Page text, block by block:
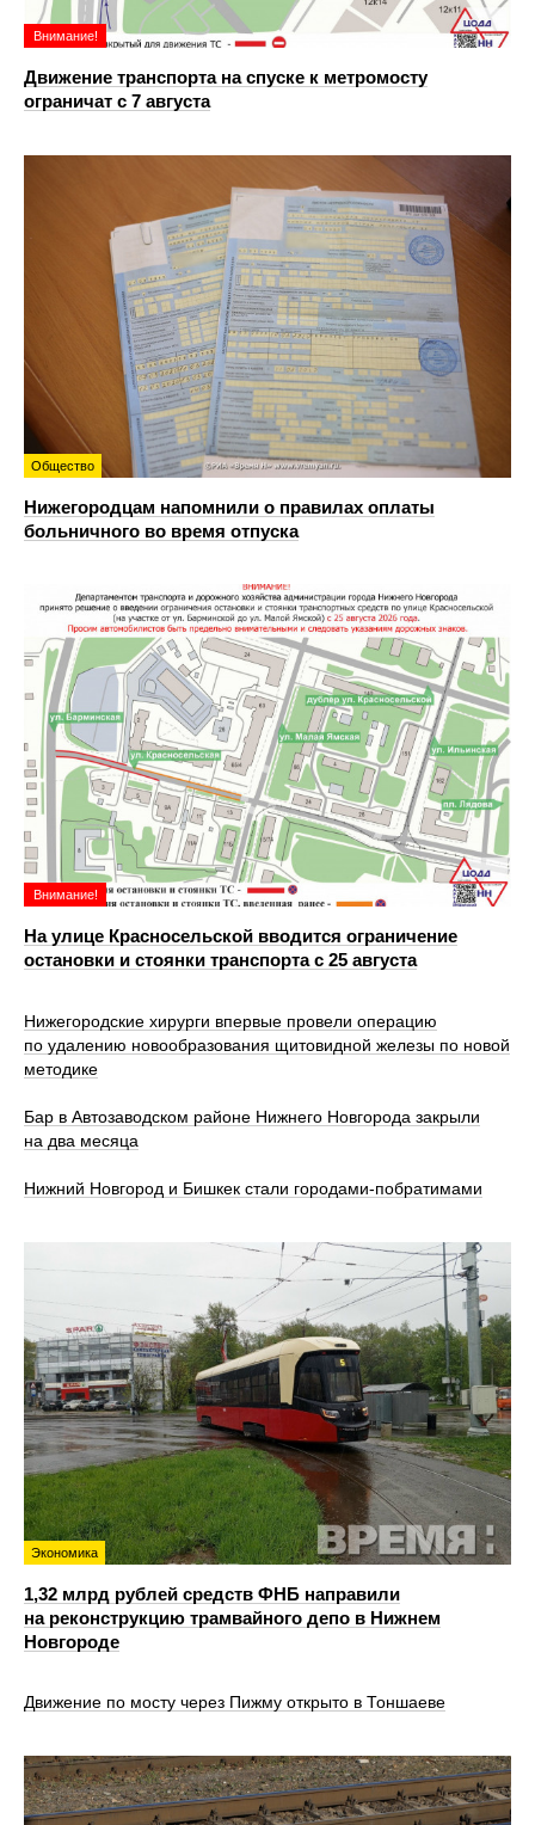
Внимание!
Движение транспорта на спуске к метромосту
ограничат с 7 августа
Общество
Нижегородцам напомнили о правилах оплаты
больничного во время отпуска
Внимание!
На улице Красносельской вводится ограничение
остановки и стоянки транспорта с 25 августа
Нижегородские хирурги впервые провели операцию
по удалению новообразования щитовидной железы по новой
методике
Бар в Автозаводском районе Нижнего Новгорода закрыли
на два месяца
Нижний Новгород и Бишкек стали городами-побратимами
Экономика
1,32 млрд рублей средств ФНБ направили
на реконструкцию трамвайного депо в Нижнем
Новгороде
Движение по мосту через Пижму открыто в Тоншаеве